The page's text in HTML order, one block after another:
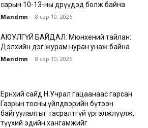
сарын 10-13-ны өдрүүдэд болж байна
Mandmn - 8 сар 10, 2026
АЮУЛГҮЙ БАЙДАЛ: Мюнхений тайлан:
Дэлхийн дэг журам нуран унаж байна
Mandmn - 8 сар 10, 2026
Ерөнхий сайд Н.Учрал гацаанаас гарсан
Газрын тосны үйлдвэрийн бүтээн
байгуулалтыг тасралтгүй үргэлжлүүлж,
түүхий эдийн хангамжийг